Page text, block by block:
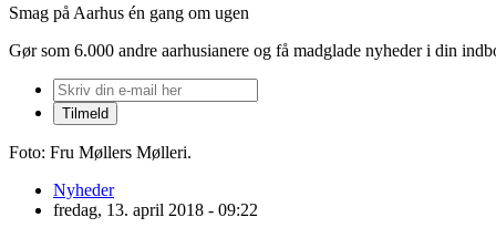
Smag på Aarhus én gang om ugen
Gør som 6.000 andre aarhusianere og få madglade nyheder i din
Foto: Fru Møllers Mølleri.
Nyheder
fredag, 13. april 2018 - 09:22